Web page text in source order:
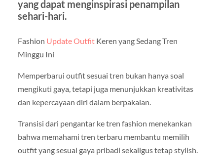
yang dapat menginspirasi penampilan
sehari-hari.
Fashion Update OutfitKeren yang Sedang Tren
Minggu Ini
Memperbarui outfit sesuai tren bukan hanya soal
mengikuti gaya, tetapi juga menunjukkan kreativitas
dan kepercayaan diri dalam berpakaian.
Transisi dari pengantar ke tren fashion menekankan
bahwa memahami tren terbaru membantu memilih
outfit yang sesuai gaya pribadi sekaligus tetap stylish.